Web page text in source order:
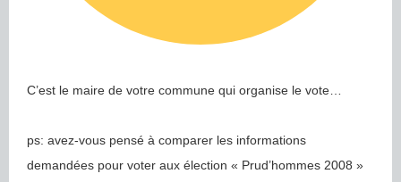
C’est le maire de votre commune qui organise le vote…
ps: avez-vous pensé à comparer les informations
demandées pour voter aux élection « Prud’hommes 2008 »